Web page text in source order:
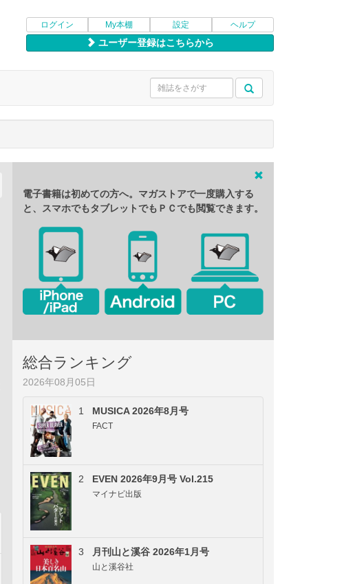
ログイン My本棚 設定 ヘルプ
ユーザー登録はこちらから
電子書籍は初めての方へ。マガストアで一度購入する
と、スマホでもタブレットでもＰＣでも閲覧できます。
総合ランキング
2026年08月05日
1 MUSICA 2026年8月号
FACT
2 EVEN 2026年9月号 Vol.215
マイナビ出版
3 月刊山と溪谷 2026年1月号
山と溪谷社